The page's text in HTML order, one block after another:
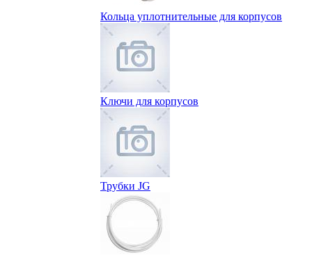
Кольца уплотнительные для корпусов
Ключи для корпусов
Трубки JG